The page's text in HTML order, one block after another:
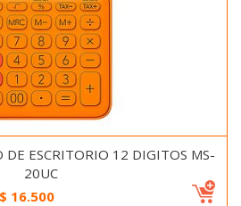
DE ESCRITORIO 12 DIGITOS MS-
20UC
$ 16.500